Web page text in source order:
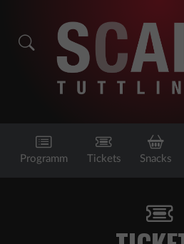
Programm Tickets Snacks